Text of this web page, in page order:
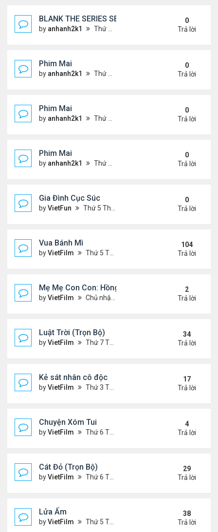
BLANK THE SERIES SEASON 2 (2024)
by anhanh2k1 Thứ 5 Tháng 5 23, 2024 1:03 am
0
Trả lời
Phim Mai
by anhanh2k1 Thứ 3 Tháng 5 21, 2024 1:06 am
0
Trả lời
Phim Mai
by anhanh2k1 Thứ 2 Tháng 5 20, 2024 2:03 am
0
Trả lời
Phim Mai
by anhanh2k1 Thứ 6 Tháng 5 17, 2024 9:42 pm
0
Trả lời
Gia Đình Cục Súc
byVietFun Thứ 5 Tháng 1 19, 2023 4:42 pm
0
Trả lời
Vua Bánh Mì
byVietFilm Thứ 5 Tháng 10 15, 2020 1:26 pm
104
Trả lời
Mẹ Mẹ Con Con: Hồng Vân, Đại Nghĩa
byVietFilm Chủ nhật Tháng 12 20, 2020 8:06 pm
2
Trả lời
Luật Trời (Trọn Bộ)
byVietFilm Thứ 7 Tháng 10 17, 2020 9:19 pm
34
Trả lời
Kẻ sát nhân cô độc
byVietFilm Thứ 3 Tháng 11 10, 2020 9:58 am
17
Trả lời
Chuyện Xóm Tui
byVietFilm Thứ 6 Tháng 11 06, 2020 4:47 pm
4
Trả lời
Cát Đỏ (Trọn Bộ)
byVietFilm Thứ 6 Tháng 11 06, 2020 2:02 pm
29
Trả lời
Lửa Ấm
byVietFilm Thứ 5 Tháng 11 05, 2020 11:33 pm
38
Trả lời